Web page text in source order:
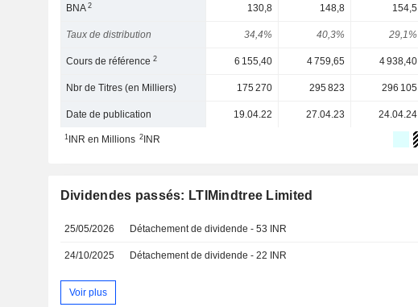
BNA2 130,8 148,8 154,5
Taux de distribution 34,4% 40,3% 29,1%
Cours de référence2 6 155,40 4 759,65 4 938,40
Nbr de Titres (en Milliers) 175 270 295 823 296 105
Date de publication 19.04.22 27.04.23 24.04.24
1INR en Millions 2INR
Dividendes passés: LTIMindtree Limited
25/05/2026 Détachement de dividende - 53 INR
24/10/2025 Détachement de dividende - 22 INR
Voir plus